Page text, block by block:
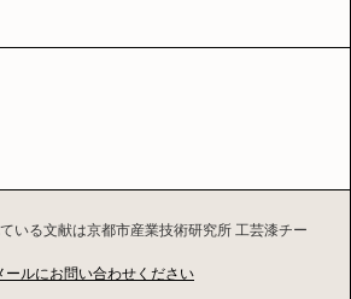
いる文献は京都市産業技術研究所 工芸漆チー
ールにお問い合わせください